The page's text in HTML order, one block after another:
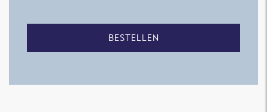
BESTELLEN